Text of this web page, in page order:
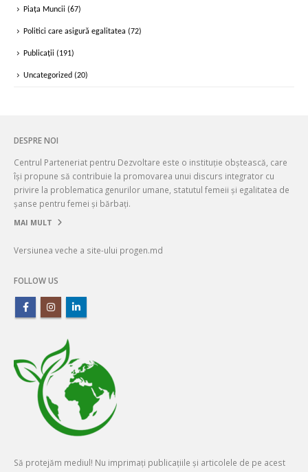
Piața Muncii (67)
Politici care asigură egalitatea (72)
Publicații (191)
Uncategorized (20)
DESPRE NOI
Centrul Parteneriat pentru Dezvoltare este o instituție obștească, care
își propune să contribuie la promovarea unui discurs integrator cu
privire la problematica genurilor umane, statutul femeii și egalitatea de
șanse pentru femei și bărbați.
MAI MULT
Versiunea veche a site-ului progen.md
FOLLOW US
Să protejăm mediul! Nu imprimați publicațiile și articolele de pe acest